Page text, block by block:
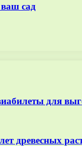
ваш сад
для
древесных